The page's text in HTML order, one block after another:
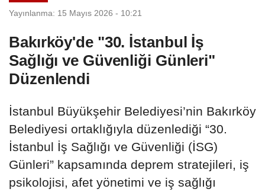
Yayınlanma: 15 Mayıs 2026 - 10:21
Bakırköy'de "30. İstanbul İş
Sağlığı ve Güvenliği Günleri"
Düzenlendi
İstanbul Büyükşehir Belediyesi’nin Bakırköy
Belediyesi ortaklığıyla düzenlediği “30.
İstanbul İş Sağlığı ve Güvenliği (İSG)
Günleri” kapsamında deprem stratejileri, iş
psikolojisi, afet yönetimi ve iş sağlığı